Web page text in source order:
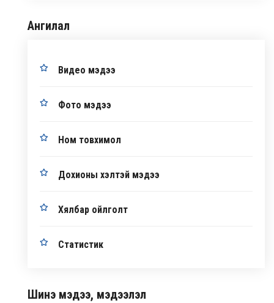
Ангилал
Видео мэдээ
Фото мэдээ
Ном товхимол
Дохионы хэлтэй мэдээ
Хялбар ойлголт
Статистик
Шинэ мэдээ, мэдээлэл